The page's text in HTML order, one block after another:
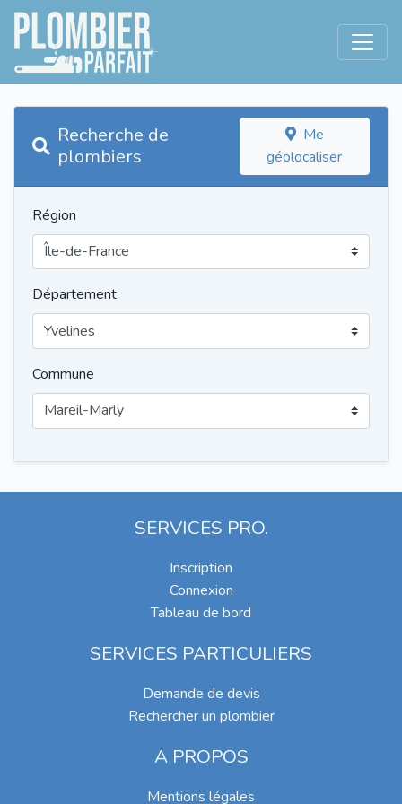
Recherche de
plombiers
Me
géolocaliser
Région
Département
Commune
SERVICES PRO.
Inscription
Connexion
Tableau de bord
SERVICES PARTICULIERS
Demande de devis
Rechercher un plombier
A PROPOS
Mentions légales